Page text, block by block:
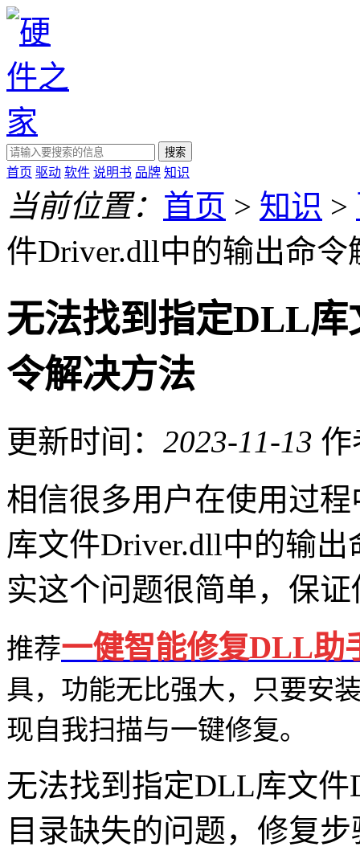
搜索
首页 驱动 软件 说明书 品牌 知识
当前位置： 首页 > 知识 >
件Driver.dll中的输出命令
无法找到指定DLL
令解决方法
更新时间： 2023-11-13 作
相信很多用户在使用过
库文件Driver.dll中的输
实这个问题很简单，保
推荐一健智能修复DLL助
具，功能无比强大，只要安
现自我扫描与一键修复。
无法找到指定DLL库文
目录缺失的问题，修复